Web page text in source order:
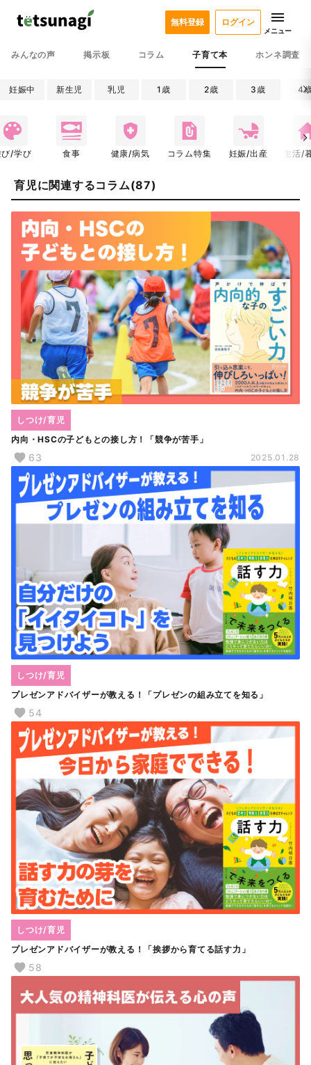
みんなの声 掲示板 コラム 子育て本 ホンネ調査
無料登録 ログイン
メニュー
妊娠中 新生児 乳児 1歳 2歳 3歳 4
び/学び 食事 健康/病気 コラム特集 妊娠/出産 生活/
育児に関連するコラム(87)
内向・HSCの子どもとの接し方！「競争が苦手」
しつけ/育児
63 2025.01.28
プレゼンアドバイザーが教える！「プレゼンの組み立てを知る」
しつけ/育児
54
プレゼンアドバイザーが教える！「挨拶から育てる話す力」
しつけ/育児
58